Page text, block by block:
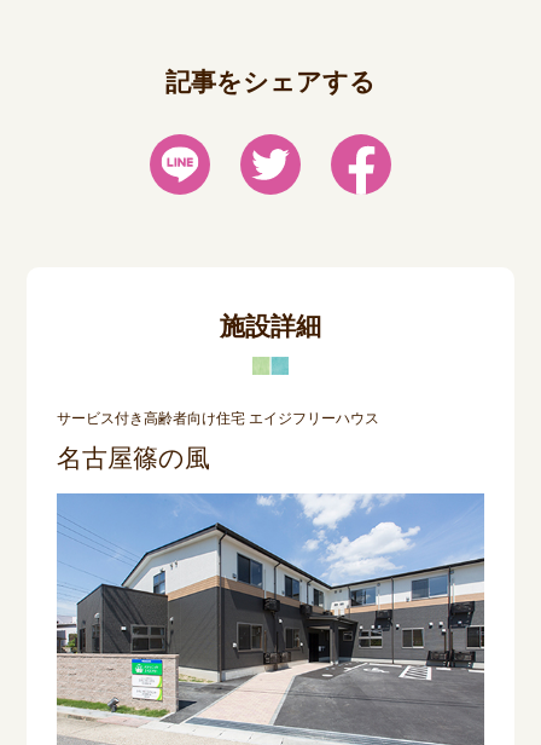
記事をシェアする
施設詳細
サービス付き高齢者向け住宅 エイジフリーハウス
名古屋篠の風